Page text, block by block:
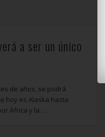
a ser un único
de años, se podrá
hoy es Alaska hasta
África y la …